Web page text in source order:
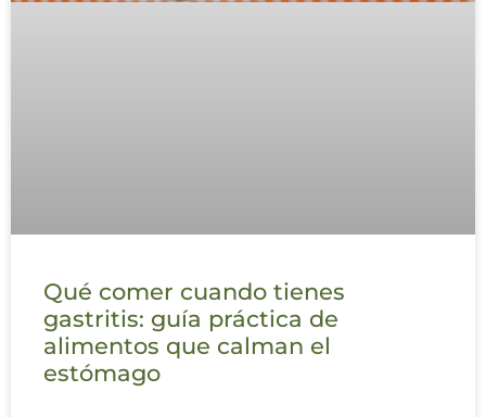
Qué comer cuando tienes
gastritis: guía práctica de
alimentos que calman el
estómago